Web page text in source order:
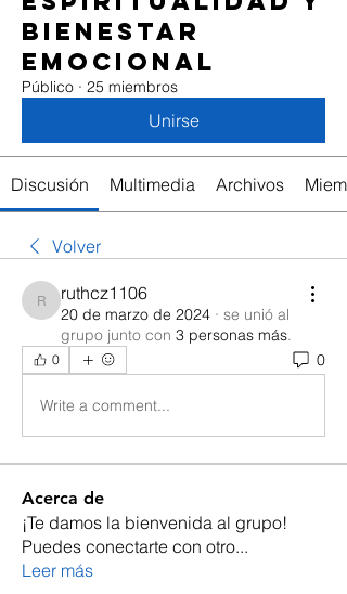
Bienestar
Emocional
Público · 25 miembros
Unirse
Discusión Multimedia Archivos
Volver
ruthcz1106
ruthcz1106
20 de marzo de 2024 · se unió al
grupo junto con 3 personas más.
0 0
Write a comment...
Acerca de
¡Te damos la bienvenida al grupo!
Puedes conectarte con otro...
Leer más